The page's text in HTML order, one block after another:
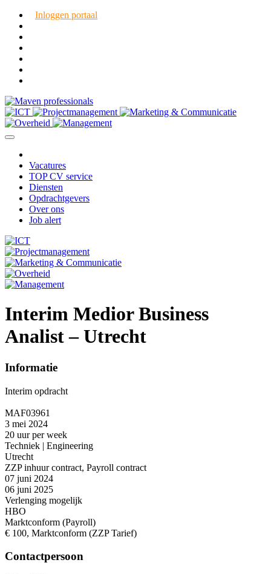
Inloggen portaal
Vacatures
TOP CV service
Diensten
Opdrachtgevers
Over ons
Job alert
Interim Medior Business
Analist – Utrecht
Informatie
Interim opdracht
MAF03961
3 mei 2024
20 uur per week
Techniek | Engineering
Utrecht
ZZP inhuur contract, Payroll contract
07 juni 2024
06 juni 2025
Verlenging mogelijk
HBO
Marktconform (Payroll)
€ 100, Marktconform (ZZP Tarief)
Contactpersoon